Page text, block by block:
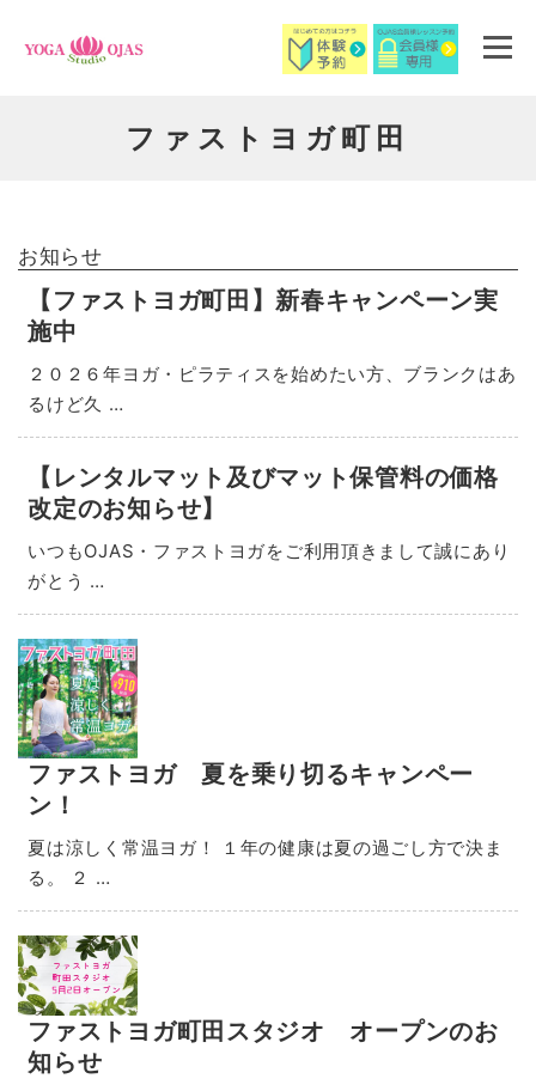
メニ
ファストヨガ町田
お知らせ
【ファストヨガ町田】新春キャンペーン実
施中
２０２６年ヨガ・ピラティスを始めたい方、ブランクはあ
るけど久 …
【レンタルマット及びマット保管料の価格
改定のお知らせ】
いつもOJAS・ファストヨガをご利用頂きまして誠にあり
がとう …
ファストヨガ 夏を乗り切るキャンペー
ン！
夏は涼しく常温ヨガ！ １年の健康は夏の過ごし方で決ま
る。 ２ …
ファストヨガ町田スタジオ オープンのお
知らせ